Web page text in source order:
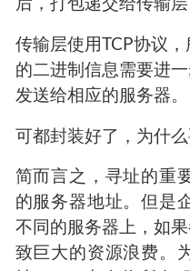
后，打包递交给传输层
传输层使用TCP协议
的二进制信息需要进
发送给相应的服务器。
可都封装好了，为什
简而言之，寻址的重
的服务器地址。但是
不同的服务器上，如
致巨大的资源浪费。